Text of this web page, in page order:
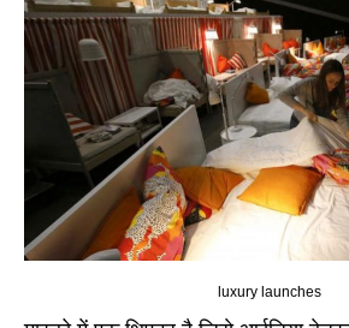
luxury launches